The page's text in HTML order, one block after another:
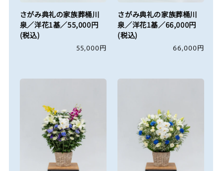
さがみ典礼の家族葬桶川
泉／洋花1基／55,000円
(税込)
通
格
55,000円
さがみ典礼の家族葬桶川
泉／洋花1基／66,000円
(税込)
通
格
66,000円